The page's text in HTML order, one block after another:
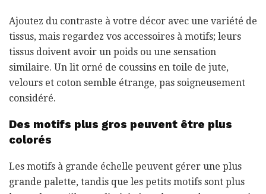
Ajoutez du contraste à votre décor avec une variété de
tissus, mais regardez vos accessoires à motifs; leurs
tissus doivent avoir un poids ou une sensation
similaire. Un lit orné de coussins en toile de jute,
velours et coton semble étrange, pas soigneusement
considéré.
Des motifs plus gros peuvent être plus
colorés
Les motifs à grande échelle peuvent gérer une plus
grande palette, tandis que les petits motifs sont plus